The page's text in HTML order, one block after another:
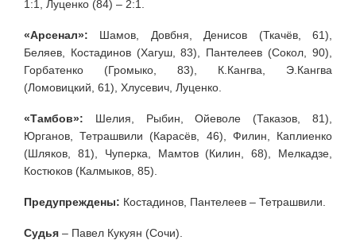
1:1, Луценко (84) – 2:1.
«Арсенал»: Шамов, Довбня, Денисов (Ткачёв, 61),
Беляев, Костадинов (Хагуш, 83), Пантелеев (Сокол, 90),
Горбатенко (Громыко, 83), К.Кангва, Э.Кангва
(Ломовицкий, 61), Хлусевич, Луценко.
«Тамбов»: Шелия, Рыбин, Ойеволе (Таказов, 81),
Юрганов, Тетрашвили (Карасёв, 46), Филин, Каплиенко
(Шляков, 81), Чуперка, Мамтов (Килин, 68), Мелкадзе,
Костюков (Калмыков, 85).
Предупреждены: Костадинов, Пантелеев – Тетрашвили.
Судья – Павел Кукуян (Сочи).